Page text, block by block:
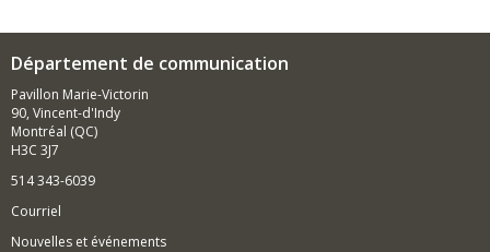
Département de communication
Pavillon Marie-Victorin
90, Vincent-d'Indy
Montréal (QC)
H3C 3J7
514 343-6039
Courriel
Nouvelles et événements